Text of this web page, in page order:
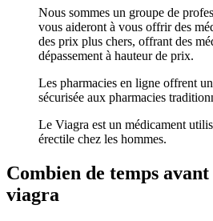
Nous sommes un groupe de
vous aideront à vous offrir des
des prix plus chers, offrant des
dépassement à hauteur de prix.
Les pharmacies en ligne offrent
sécurisée aux pharmacies
Le Viagra est un médicament
érectile chez les hommes.
Combien de temps avant
viagra